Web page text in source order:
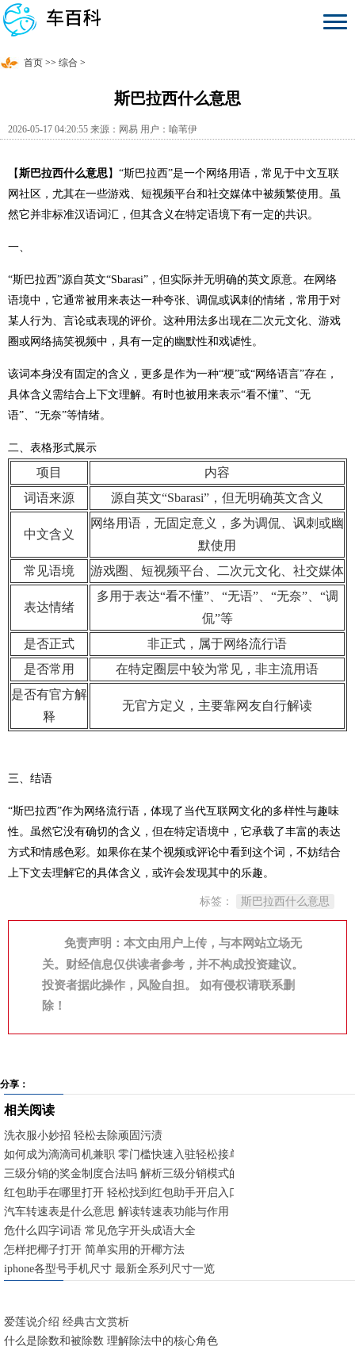
首页 >> 综合 >
斯巴拉西什么意思
2026-05-17 04:20:55 来源：网易 用户：喻苇伊
【斯巴拉西什么意思】“斯巴拉西”是一个网络用语，常见于中文互联
网社区，尤其在一些游戏、短视频平台和社交媒体中被频繁使用。虽
然它并非标准汉语词汇，但其含义在特定语境下有一定的共识。
一、
“斯巴拉西”源自英文“Sbarasi”，但实际并无明确的英文原意。在网络
语境中，它通常被用来表达一种夸张、调侃或讽刺的情绪，常用于对
某人行为、言论或表现的评价。这种用法多出现在二次元文化、游戏
圈或网络搞笑视频中，具有一定的幽默性和戏谑性。
该词本身没有固定的含义，更多是作为一种“梗”或“网络语言”存在，
具体含义需结合上下文理解。有时也被用来表示“看不懂”、“无
语”、“无奈”等情绪。
二、表格形式展示
项目
内容
词语来源
源自英文“Sbarasi”，但无明确英文含义
中文含义
网络用语，无固定意义，多为调侃、讽刺或幽
默使用
常见语境
游戏圈、短视频平台、二次元文化、社交媒体
表达情绪
多用于表达“看不懂”、“无语”、“无奈”、“调
侃”等
是否正式
非正式，属于网络流行语
是否常用
在特定圈层中较为常见，非主流用语
是否有官方解
释
无官方定义，主要靠网友自行解读
三、结语
“斯巴拉西”作为网络流行语，体现了当代互联网文化的多样性与趣味
性。虽然它没有确切的含义，但在特定语境中，它承载了丰富的表达
方式和情感色彩。如果你在某个视频或评论中看到这个词，不妨结合
上下文去理解它的具体含义，或许会发现其中的乐趣。
标签： 斯巴拉西什么意思
免责声明：本文由用户上传，与本网站立场无
关。财经信息仅供读者参考，并不构成投资建议。
投资者据此操作，风险自担。 如有侵权请联系删
除！
分享：
相关阅读
洗衣服小妙招 轻松去除顽固污渍
如何成为滴滴司机兼职 零门槛快速入驻轻松接单
三级分销的奖金制度合法吗 解析三级分销模式的法律边界与合规要点
红包助手在哪里打开 轻松找到红包助手开启入口
汽车转速表是什么意思 解读转速表功能与作用
危什么四字词语 常见危字开头成语大全
怎样把椰子打开 简单实用的开椰方法
iphone各型号手机尺寸 最新全系列尺寸一览
爱莲说介绍 经典古文赏析
什么是除数和被除数 理解除法中的核心角色